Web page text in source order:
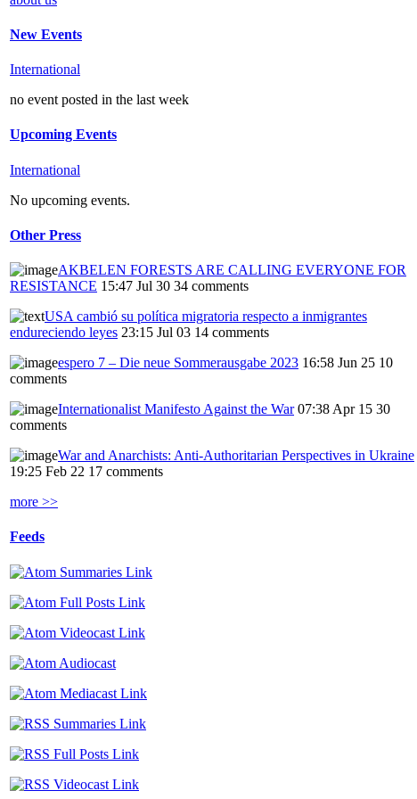
New Events
International
no event posted in the last week
Upcoming Events
International
No upcoming events.
Other Press
AKBELEN FORESTS ARE CALLING EVERYONE FOR
RESISTANCE 15:47 Jul 30 34 comments
USA cambió su política migratoria respecto a inmigrantes
endureciendo leyes 23:15 Jul 03 14 comments
espero 7 – Die neue Sommerausgabe 2023 16:58 Jun 25 10
comments
Internationalist Manifesto Against the War 07:38 Apr 15 30
comments
War and Anarchists: Anti-Authoritarian Perspectives in Ukraine
19:25 Feb 22 17 comments
more >>
Feeds